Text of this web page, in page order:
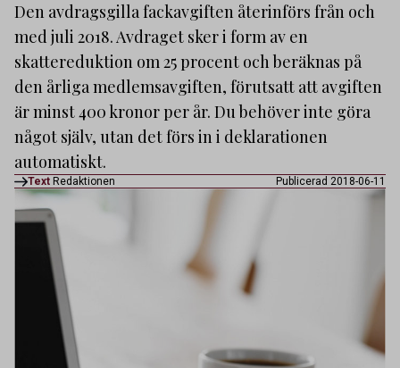
Den avdragsgilla fackavgiften återinförs från och
med juli 2018. Avdraget sker i form av en
skattereduktion om 25 procent och beräknas på
den årliga medlemsavgiften, förutsatt att avgiften
är minst 400 kronor per år. Du behöver inte göra
något själv, utan det förs in i deklarationen
automatiskt.
Text Redaktionen Publicerad 2018-06-11